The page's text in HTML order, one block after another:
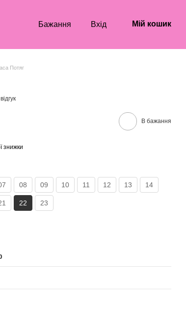
Бажання Вхід Мій кошик
Потяг
В бажання
знижки
08 09 10 11 12 13 14
22 23